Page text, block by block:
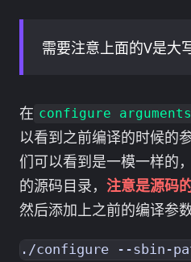
需要注意上面的V是大
在 configure
以看到之前编译的时候的
们可以看到是一模一样的
的源码目录， 注意是源码
然后添加上之前的编译参